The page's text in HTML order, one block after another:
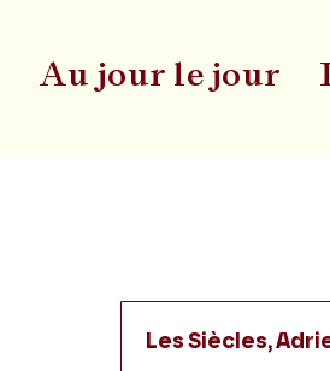
Au jour le jour
Les Siècles,